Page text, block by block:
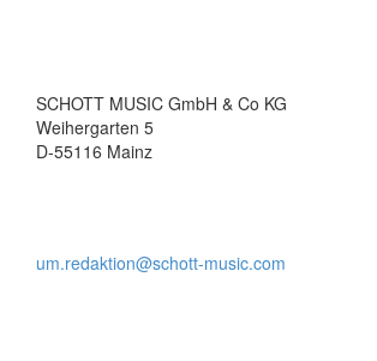
SCHOTT MUSIC GmbH & Co KG
Weihergarten 5
D-55116 Mainz
um.redaktion@schott-music.com